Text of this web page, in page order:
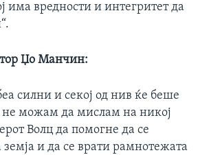
има вредности и интегритет да
Џо Манчин:
силни и секој од нив ќе беше
не можам да мислам на никој
Волц да помогне да се
и да се врати рамнотежата